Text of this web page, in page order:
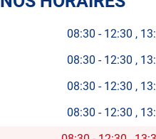
08:30 - 12:30
08:30 - 12:30
08:30 - 12:30
08:30 - 12:30